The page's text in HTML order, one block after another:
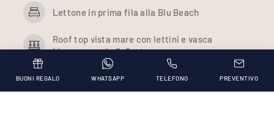
BUONI REGALO TELEFONO PREVENTIVO
WHATSAPP
Lettone in prima fila alla Blu Beach
Roof top vista mare con lettini e vasca
idromassaggio 2x2 mt.